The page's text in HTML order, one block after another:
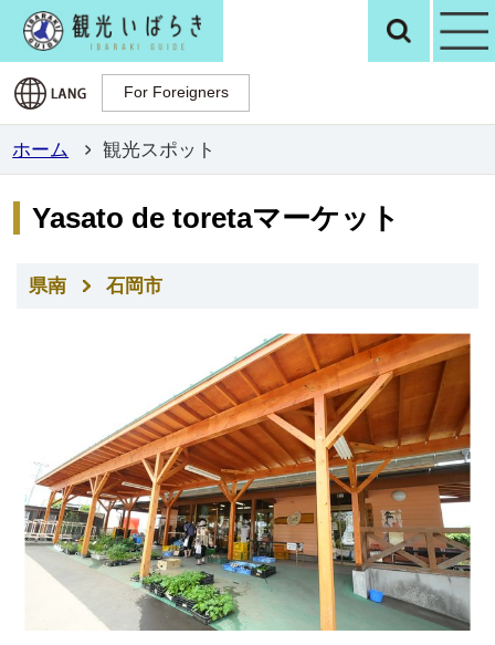
観光いばらき検
For Foreigners
For Foreigners
ホーム 観光スポット
Yasato de toretaマーケット
県南 石岡市